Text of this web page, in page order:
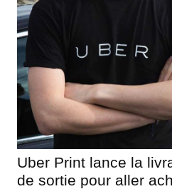
Uber Print lance la
de sortie pour aller